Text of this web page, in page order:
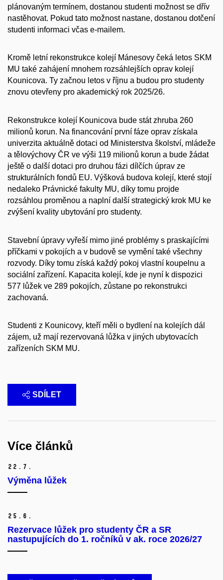
plánovaným termínem, dostanou studenti možnost se dřív
nastěhovat. Pokud tato možnost nastane, dostanou dotčení
studenti informaci včas e-mailem.
Kromě letní rekonstrukce kolejí Mánesovy čeká letos SKM
MU také zahájení mnohem rozsáhlejších oprav kolejí
Kounicova. Ty začnou letos v říjnu a budou pro studenty
znovu otevřeny pro akademický rok 2025/26.
Rekonstrukce kolejí Kounicova bude stát zhruba 260
milionů korun. Na financování první fáze oprav získala
univerzita aktuálně dotaci od Ministerstva školství, mládeže
a tělovýchovy ČR ve výši 119 milionů korun a bude žádat
ještě o další dotaci pro druhou fázi dílčích úprav ze
strukturálních fondů EU. Výšková budova kolejí, které stojí
nedaleko Právnické fakulty MU, díky tomu projde
rozsáhlou proměnou a naplní další strategický krok MU ke
zvýšení kvality ubytování pro studenty.
Stavební úpravy vyřeší mimo jiné problémy s praskajícími
příčkami v pokojích a v budově se vymění také všechny
rozvody. Díky tomu získá každý pokoj vlastní koupelnu a
sociální zařízení. Kapacita kolejí, kde je nyní k dispozici
577 lůžek ve 289 pokojích, zůstane po rekonstrukci
zachovaná.
Studenti z Kounicovy, kteří měli o bydlení na kolejích dál
zájem, už mají rezervovaná lůžka v jiných ubytovacích
zařízeních SKM MU.
SDÍLET
Více článků
22. 7.
Výměna lůžek
25. 6.
Rezervace lůžek pro studenty ČR a SR
nastupujících do 1. ročníků v ak. roce 2026/27